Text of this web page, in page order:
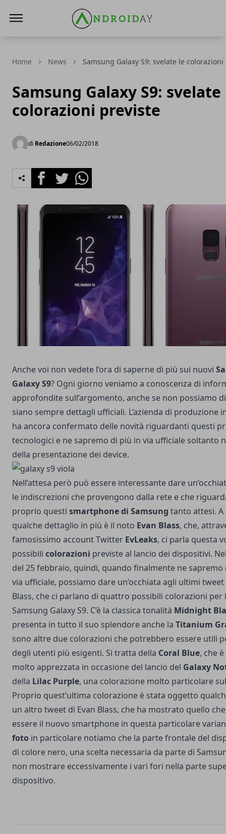
Home News Samsung Galaxy S9: svelate le
Samsung Galaxy S9: svelate
colorazioni previste
di Redazione06/02/2018
FacebookTwitterWhatsapp
Anche voi non vedete l’ora di saperne di più sui nuovi
Galaxy S9? Ogni giorno veniamo a conoscenza di
approfondite sull’argomento, anche se non possiamo
siano sempre dettagli ufficiali. L’azienda di produzione
ha ancora confermato delle novità riguardanti questi
tecnologici e ne sapremo di più in via ufficiale soltanto
della presentazione dei device.
Nell’attesa però può essere interessante dare
le indiscrezioni che provengono dalla rete e che
proprio questi smartphone di Samsung tanto attesi.
qualche dettaglio in più è il noto Evan Blass, che,
famosissimo account Twitter EvLeaks, ci parla questa
possibili colorazioni previste al lancio dei dispositivi.
del 25 febbraio, quindi, quando finalmente ne sapremo
via ufficiale, possiamo dare un’occhiata agli ultimi tweet
Blass, che ci parlano di quattro possibili colorazioni per
Samsung Galaxy S9. C’è la classica tonalità Midnight
presenta in tutto il suo splendore anche la Titanium
sono altre due colorazioni che potrebbero essere utili
degli utenti più esigenti. Si tratta della Coral Blue, che
molto apprezzata in occasione del lancio del Galaxy
della Lilac Purple, una colorazione molto particolare
Proprio quest’ultima colorazione è stata oggetto
un altro tweet di Evan Blass, che ha mostrato quello
essere il nuovo smartphone in questa particolare
foto in particolare notiamo che la parte frontale del
di colore nero, una scelta necessaria da parte di
non mostrare eccessivamente i vari fori nella parte
dispositivo.